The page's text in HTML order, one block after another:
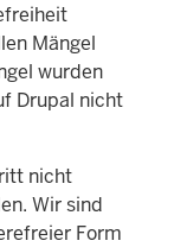
Mängel
wurden
Drupal nicht
nicht
Wir sind
Form